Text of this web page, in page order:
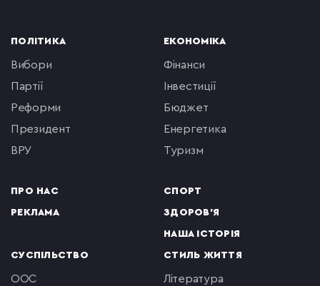
ПОЛІТИКА
вибори
партії
реформи
президент
ВРУ
ПРО НАС
РЕКЛАМА
ЕКОНОМІКА
фінанси
інвестиції
бюджет
енергетика
туризм
СПОРТ
ЗДОРОВ'Я
НАША ІСТОРІЯ
СУСПІЛЬСТВО
ООС
СТИЛЬ ЖИТТЯ
література